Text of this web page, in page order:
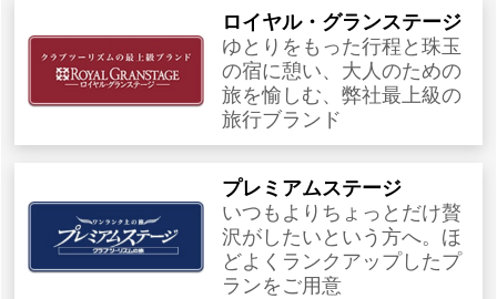
ロイヤル・グランステージ
ゆとりをもった行程と珠玉
の宿に憩い、大人のための
旅を愉しむ、弊社最上級の
旅行ブランド
プレミアムステージ
いつもよりちょっとだけ贅
沢がしたいという方へ。ほ
どよくランクアップしたプ
ランをご用意